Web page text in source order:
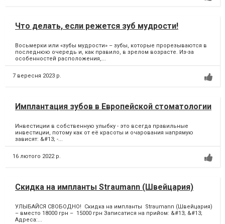
Что делать, если режется зуб мудрости!
Восьмерки или «зубы мудрости» – зубы, которые прорезываются в
последнюю очередь и, как правило, в зрелом возрасте. Из-за
особенностей расположения,...
7 вересня 2023 р.
Имплантация зубов в Европейской стоматологии
Инвестиции в собственную улыбку - это всегда правильные
инвестиции, потому как от её красоты и очарования напрямую
зависят: &#13; -...
16 лютого 2022 р.
Скидка на импланты Straumann (Швейцария)
УЛЫБАЙСЯ СВОБОДНО! Скидка на импланты Straumann (Швейцария)
– вместо 18000 грн – 15000 грн Записатися на прийом: &#13; &#13;
Адреса:...